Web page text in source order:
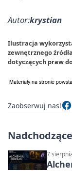
Autor:krystian
Ilustracja
zewnętrznego
dotyczących praw
Zaobserwuj nas!
7